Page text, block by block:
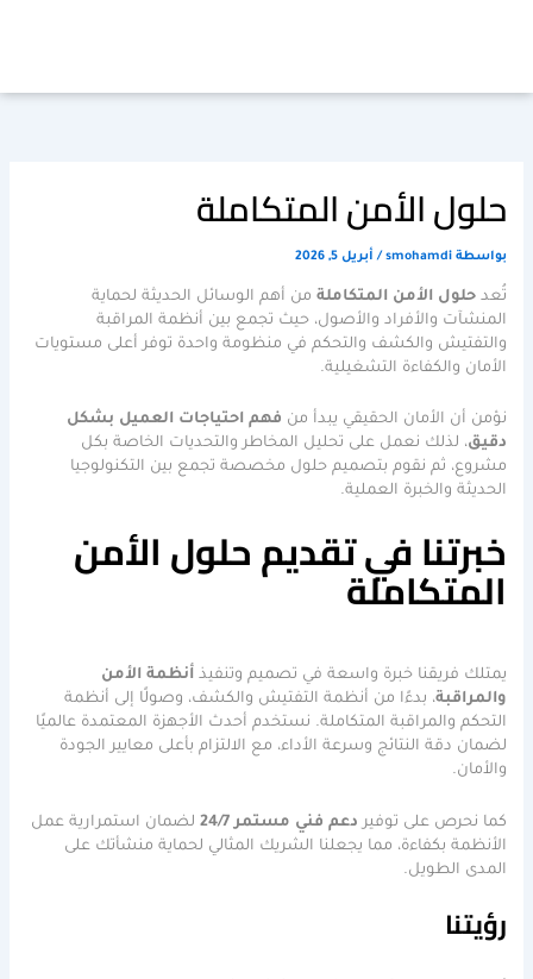
حلول الأمن المتكاملة
بواسطة smohamdi
/ أبريل 5, 2026
تُعدحلول الأمن المتكاملة من أهم الوسائل الحديثة لحماية
المنشآت والأفراد والأصول، حيث تجمع بين أنظمة المراقبة
والتفتيش والكشف والتحكم في منظومة واحدة توفر أعلى مستويات
الأمان والكفاءة التشغيلية.
نؤمن أن الأمان الحقيقي يبدأ من فهم احتياجات العميل بشكل
دقيق، لذلك نعمل على تحليل المخاطر والتحديات الخاصة بكل
مشروع، ثم نقوم بتصميم حلول مخصصة تجمع بين التكنولوجيا
الحديثة والخبرة العملية.
خبرتنا في تقديم حلول الأمن
المتكاملة
يمتلك فريقنا خبرة واسعة في تصميم وتنفيذ أنظمة الأمن
والمراقبة، بدءًا من أنظمة التفتيش والكشف، وصولًا إلى أنظمة
التحكم والمراقبة المتكاملة. نستخدم أحدث الأجهزة المعتمدة عالميًا
لضمان دقة النتائج وسرعة الأداء، مع الالتزام بأعلى معايير الجودة
والأمان.
كما نحرص على توفير دعم فني مستمر 24/7
لضمان استمرارية عمل
الأنظمة بكفاءة، مما يجعلنا الشريك المثالي لحماية منشأتك على
المدى الطويل.
رؤيتنا